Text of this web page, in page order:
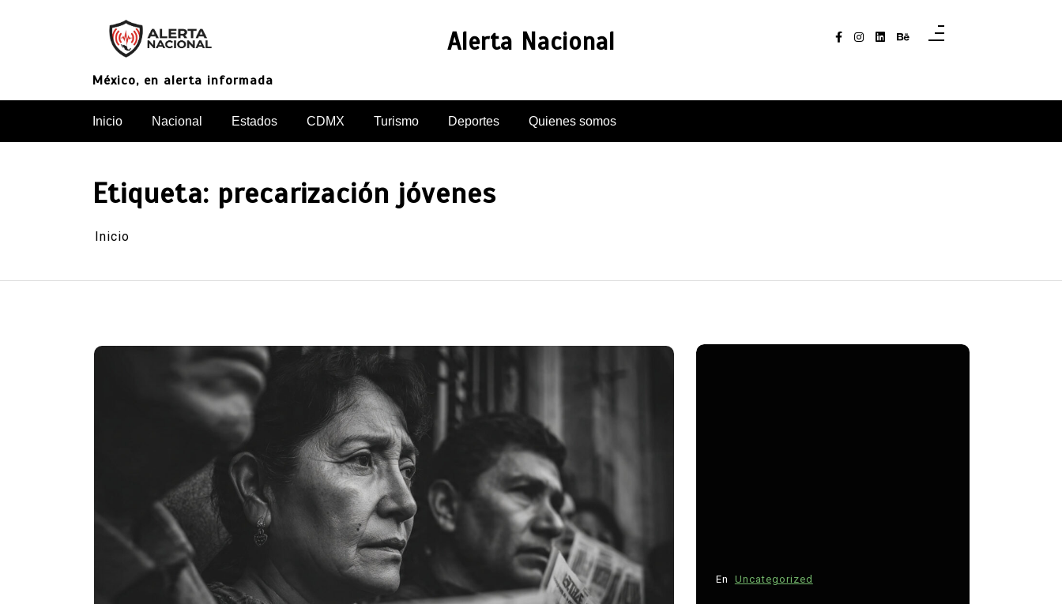
Alerta Nacional
México, en alerta informada
Inicio Nacional Estados CDMX Turismo Deportes Quienes somos
Etiqueta: precarización jóvenes
Inicio
Uncategorized
Estilo De Vida Principal
La nueva paternidad en México
En Uncategorized